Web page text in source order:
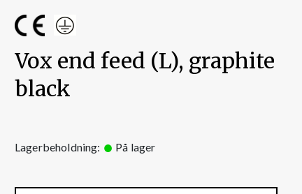
Vox end feed (L), graphite
black
Lagerbeholdning: På lager